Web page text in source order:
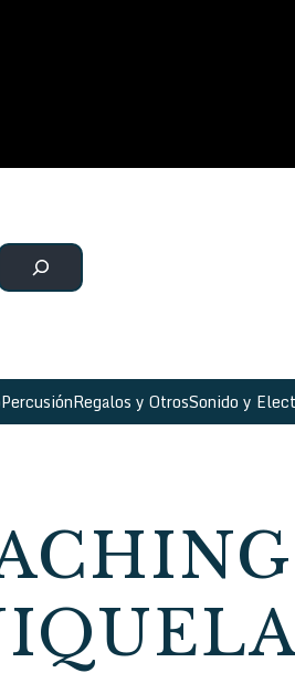
PercusiónRegalos y OtrosSonido y